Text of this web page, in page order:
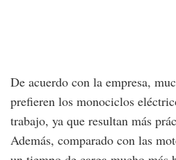
De acuerdo con la empresa,
prefieren los monociclos
trabajo, ya que resultan más
Además, comparado con las